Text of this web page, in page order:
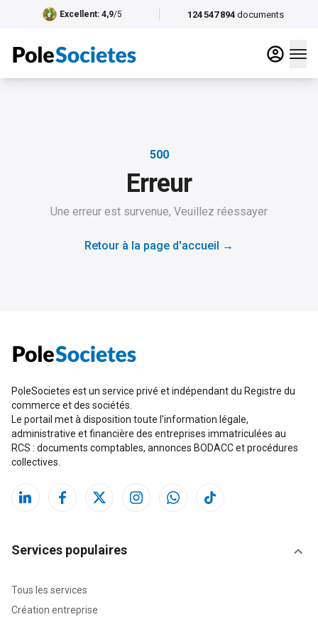
124 547 894 documents
Excellent: 4,9/5
500
Erreur
Une erreur est survenue, Veuillez réessayer
Retour à la page d'accueil →
PoleSocietes est un service privé et indépendant du Registre du
commerce et des sociétés.
Le portail met à disposition toute l'information légale,
administrative et financière des entreprises immatriculées au
RCS : documents comptables, annonces BODACC et procédures
collectives.
Services populaires
Tous les services
Création entreprise